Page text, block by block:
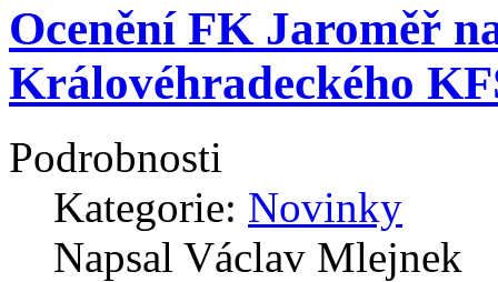
Ocenění FK Jaroměř
Královéhradeckého
Podrobnosti
Kategorie: Novinky
Napsal Václav Mlejnek